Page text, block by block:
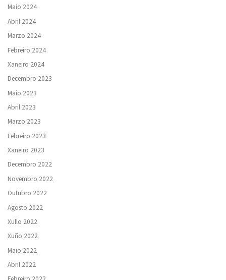
Maio 2024
Abril 2024
Marzo 2024
Febreiro 2024
Xaneiro 2024
Decembro 2023
Maio 2023
Abril 2023
Marzo 2023
Febreiro 2023
Xaneiro 2023
Decembro 2022
Novembro 2022
Outubro 2022
Agosto 2022
Xullo 2022
Xuño 2022
Maio 2022
Abril 2022